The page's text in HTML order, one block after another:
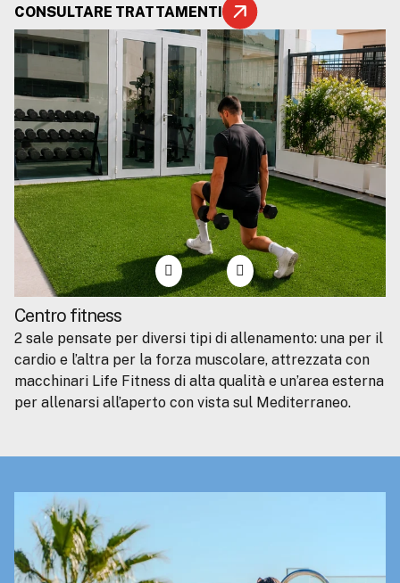
CONSULTARE TRATTAMENTI
Centro fitness
2 sale pensate per diversi tipi di allenamento: una per il
cardio e l’altra per la forza muscolare, attrezzata con
macchinari Life Fitness di alta qualità e un’area esterna
per allenarsi all’aperto con vista sul Mediterraneo.